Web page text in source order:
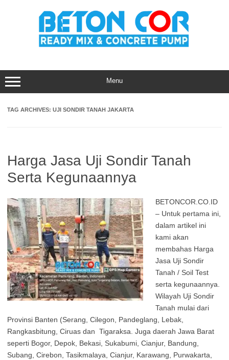
Menu
TAG ARCHIVES: UJI SONDIR TANAH JAKARTA
Harga Jasa Uji Sondir Tanah
Serta Kegunaannya
BETONCOR.CO.ID
– Untuk pertama ini,
dalam artikel ini
kami akan
membahas Harga
Jasa Uji Sondir
Tanah / Soil Test
serta kegunaannya.
Wilayah Uji Sondir
Tanah mulai dari
Provinsi Banten (Serang, Cilegon, Pandeglang, Lebak,
Rangkasbitung, Ciruas dan Tigaraksa. Juga daerah Jawa Barat
seperti Bogor, Depok, Bekasi, Sukabumi, Cianjur, Bandung,
Subang, Cirebon, Tasikmalaya, Cianjur, Karawang, Purwakarta,